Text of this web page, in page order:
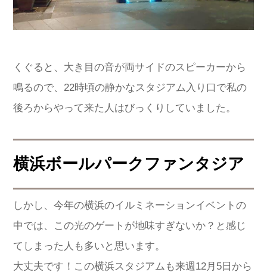
くぐると、大き目の音が両サイドのスピーカーから
鳴るので、22時頃の静かなスタジアム入り口で私の
後ろからやって来た人はびっくりしていました。
横浜ボールパークファンタジア
しかし、今年の横浜のイルミネーションイベントの
中では、この光のゲートが地味すぎないか？と感じ
てしまった人も多いと思います。
大丈夫です！この横浜スタジアムも来週12月5日から